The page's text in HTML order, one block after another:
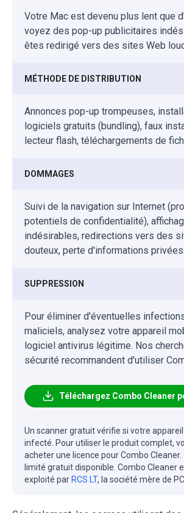
Votre Mac est devenu plus lent que
voyez des pop-up publicitaires
êtes redirigé vers des sites Web
MÉTHODE DE DISTRIBUTION
Annonces pop-up trompeuses,
logiciels gratuits (bundling), faux
lecteur flash, téléchargements de
DOMMAGES
Suivi de la navigation sur Internet
potentiels de confidentialité),
indésirables, redirections vers des
douteux, perte d'informations privées.
SUPPRESSION
Pour éliminer d'éventuelles
maliciels, analysez votre appareil
logiciel antivirus légitime. Nos
sécurité recommandent d'utiliser
Téléchargez Combo Cleaner
Un scanner gratuit vérifie si votre
infecté. Pour utiliser le produit complet,
acheter une licence pour Combo Cleaner.
limité gratuit disponible. Combo Cleaner
exploité par RCS LT, la société mère de